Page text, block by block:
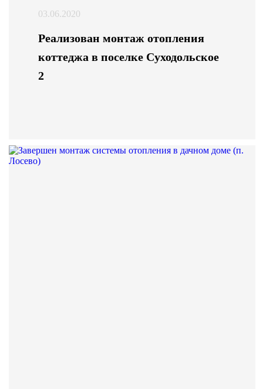
03.06.2020
Реализован монтаж отопления
коттеджа в поселке Суходольское
2